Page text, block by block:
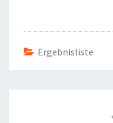
Ergebnisliste